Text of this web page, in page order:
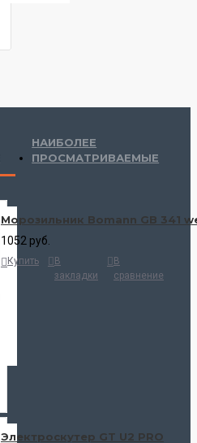
НАИБОЛЕЕ
ПРОСМАТРИВАЕМЫЕ
Морозильник Bomann GB 341
1052 руб.
Купить
В
закладки
В
сравнение
Электроскутер GT U2 PRO